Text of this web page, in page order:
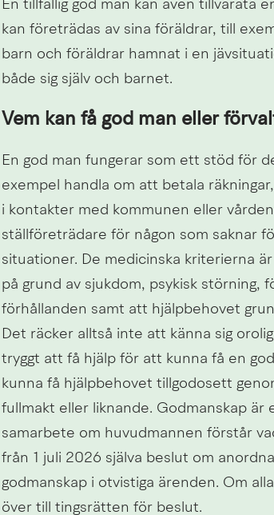
En tillfällig god man kan även tillvarata
kan företrädas av sina föräldrar, till
barn och föräldrar hamnat i en
både sig själv och barnet.
Vem kan få god man eller
En god man fungerar som ett stöd för
exempel handla om att betala
i kontakter med kommunen eller
ställföreträdare för någon som saknar
situationer. De medicinska kriterierna
på grund av sjukdom, psykisk störning,
förhållanden samt att hjälpbehovet
Det räcker alltså inte att känna sig
tryggt att få hjälp för att kunna få en
kunna få hjälpbehovet tillgodosett
fullmakt eller liknande. Godmanskap är
samarbete om huvudmannen förstår
från 1 juli 2026 själva beslut om
godmanskap i otvistiga ärenden. Om
över till tingsrätten för beslut.